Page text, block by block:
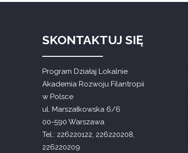
SKONTAKTUJ SIĘ
Program Działaj Lokalnie
Akademia Rozwoju Filantropii
w Polsce
ul. Marszałkowska 6/6
00-590 Warszawa
Tel.: 226220122, 226220208,
226220209